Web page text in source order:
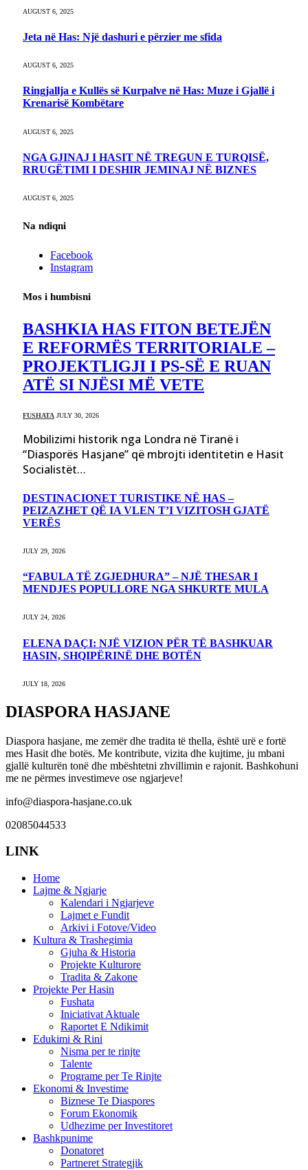
AUGUST 6, 2025
Jeta në Has: Një dashuri e përzier me sfida
AUGUST 6, 2025
Ringjallja e Kullës së Kurpalve në Has: Muze i Gjallë i
Krenarisë Kombëtare
AUGUST 6, 2025
NGA GJINAJ I HASIT NË TREGUN E TURQISË,
RRUGËTIMI I DESHIR JEMINAJ NË BIZNES
AUGUST 6, 2025
Na ndiqni
Facebook
Instagram
Mos i humbisni
BASHKIA HAS FITON BETEJËN
E REFORMËS TERRITORIALE –
PROJEKTLIGJI I PS-SË E RUAN
ATË SI NJËSI MË VETE
FUSHATA JULY 30, 2026
Mobilizimi historik nga Londra në Tiranë i
“Diasporës Hasjane” që mbrojti identitetin e Hasit
Socialistët…
DESTINACIONET TURISTIKE NË HAS –
PEIZAZHET QË IA VLEN T’I VIZITOSH GJATË
VERËS
JULY 29, 2026
“FABULA TË ZGJEDHURA” – NJË THESAR I
MENDJES POPULLORE NGA SHKURTE MULA
JULY 24, 2026
ELENA DAÇI: NJË VIZION PËR TË BASHKUAR
HASIN, SHQIPËRINË DHE BOTËN
JULY 18, 2026
DIASPORA HASJANE
Diaspora hasjane, me zemër dhe tradita të thella, është urë e fortë
mes Hasit dhe botës. Me kontribute, vizita dhe kujtime, ju mbani
gjallë kulturën tonë dhe mbështetni zhvillimin e rajonit. Bashkohuni
me ne përmes investimeve ose ngjarjeve!
info@diaspora-hasjane.co.uk
02085044533
LINK
Home
Lajme & Ngjarje
Kalendari i Ngjarjeve
Lajmet e Fundit
Arkivi i Fotove/Video
Kultura & Trashegimia
Gjuha & Historia
Projekte Kulturore
Tradita & Zakone
Projekte Per Hasin
Fushata
Iniciativat Aktuale
Raportet E Ndikimit
Edukimi & Rini
Nisma per te rinjte
Talente
Programe per Te Rinjte
Ekonomi & Investime
Biznese Te Diaspores
Forum Ekonomik
Udhezime per Investitoret
Bashkpunime
Donatoret
Partneret Strategjik